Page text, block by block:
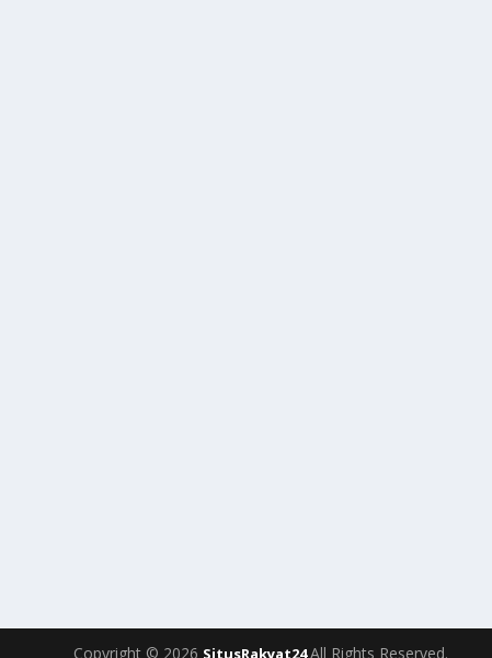
Copyright © 2026 All Rights Reserved.